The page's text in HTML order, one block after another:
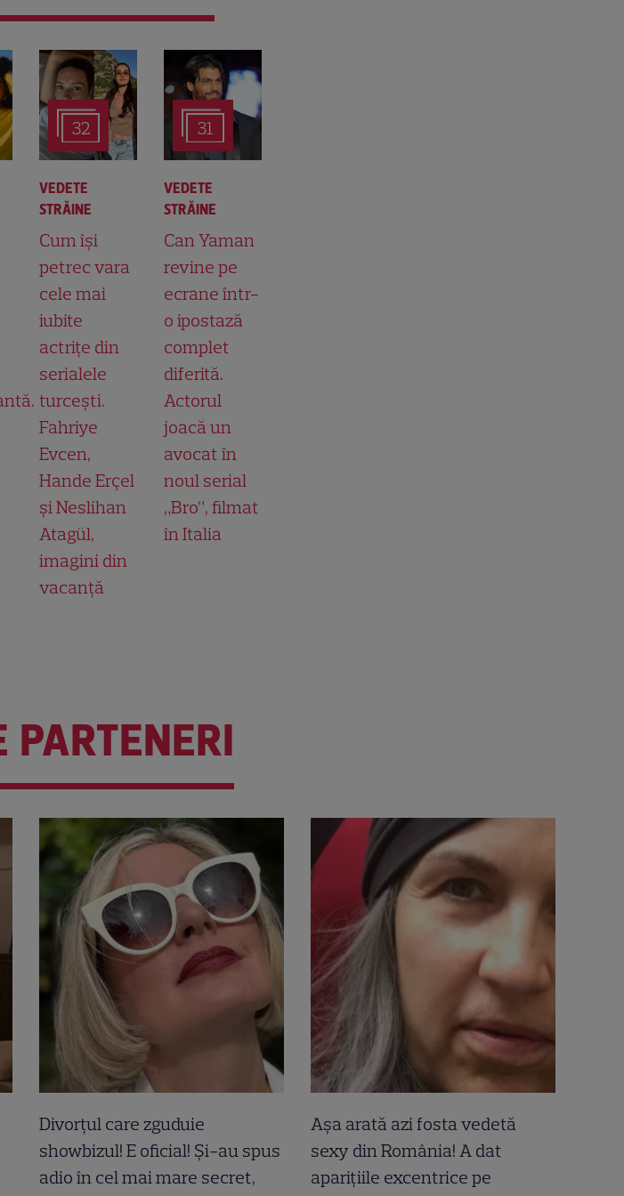
32
VEDETE
STRĂINE
Cum își
petrec vara
cele mai
iubite
actrițe din
serialele
turcești.
Fahriye
Evcen,
Hande Erçel
și Neslihan
Atagül,
imagini din
vacanță
31
VEDETE
STRĂINE
Can Yaman
revine pe
ecrane într-
o ipostază
complet
diferită.
Actorul
joacă un
avocat în
noul serial
„Bro”, filmat
în Italia
PARTENERI
Divorțul care zguduie
showbizul! E oficial! Și-au spus
adio în cel mai mare secret,
Așa arată azi fosta vedetă
sexy din România! A dat
aparițiile excentrice pe